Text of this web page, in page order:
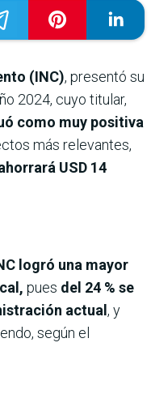
(INC), presentó su
2024, cuyo titular,
como muy positiva
más relevantes,
USD 14
logró una mayor
pues del 24 % se
actual, y
según el